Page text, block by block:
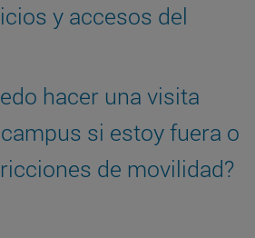
y accesos del
hacer una visita
si estoy fuera o
de movilidad?